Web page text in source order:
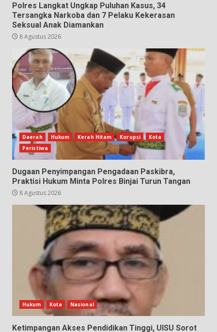
Polres Langkat Ungkap Puluhan Kasus, 34
Tersangka Narkoba dan 7 Pelaku Kekerasan
Seksual Anak Diamankan
8 Agustus 2026
Daerah Hukum Kerah Hitam Korupsi
Kota
Peristiwa
Dugaan Penyimpangan Pengadaan Paskibra,
Praktisi Hukum Minta Polres Binjai Turun Tangan
8 Agustus 2026
Hukum Kota Nasional
Ketimpangan Akses Pendidikan Tinggi, UISU Sorot